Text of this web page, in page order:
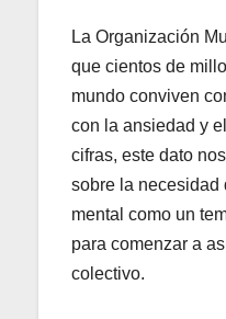
La Organización
que cientos de
mundo conviven
con la ansiedad y
cifras, este dato
sobre la necesidad
mental como un
para comenzar a
colectivo.